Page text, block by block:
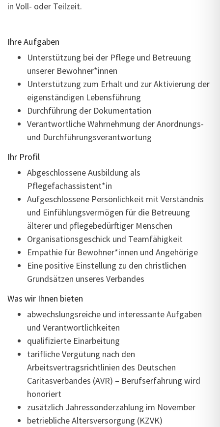
in Voll- oder Teilzeit.
Ihre Aufgaben
Unterstützung bei der Pflege und Betreuung
unserer Bewohner*innen
Unterstützung zum Erhalt und zur Aktivierung der
eigenständigen Lebensführung
Durchführung der Dokumentation
Verantwortliche Wahrnehmung der Anordnungs-
und Durchführungsverantwortung
Ihr Profil
Abgeschlossene Ausbildung als
Pflegefachassistent*in
Aufgeschlossene Persönlichkeit mit Verständnis
und Einfühlungsvermögen für die Betreuung
älterer und pflegebedürftiger Menschen
Organisationsgeschick und Teamfähigkeit
Empathie für Bewohner*innen und Angehörige
Eine positive Einstellung zu den christlichen
Grundsätzen unseres Verbandes
Was wir Ihnen bieten
abwechslungsreiche und interessante Aufgaben
und Verantwortlichkeiten
qualifizierte Einarbeitung
tarifliche Vergütung nach den
Arbeitsvertragsrichtlinien des Deutschen
Caritasverbandes (AVR) – Berufserfahrung wird
honoriert
zusätzlich Jahressonderzahlung im November
betriebliche Altersversorgung (KZVK)